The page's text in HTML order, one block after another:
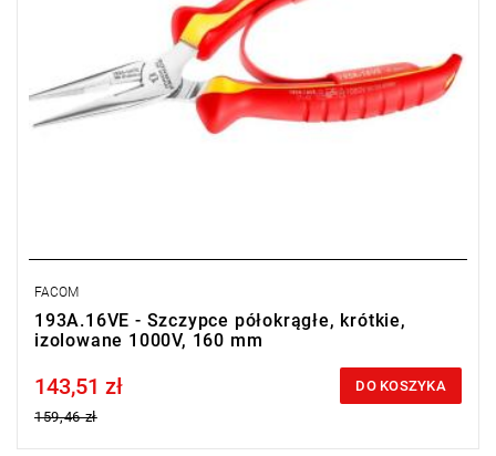
FACOM
193A.16VE - Szczypce półokrągłe, krótkie,
izolowane 1000V, 160 mm
Price tax included
143,51 zł
159,46 zł
DO KOSZYKA